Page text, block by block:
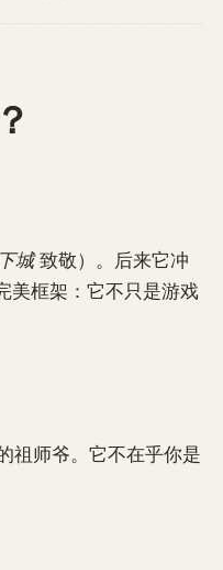
城致敬）。后来它冲
美框架：它不只是游戏
祖师爷。它不在乎你是